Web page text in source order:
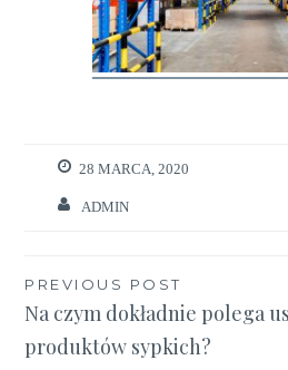
28 MARCA, 2020
ADMIN
Nawigacja
wpisu
PREVIOUS POST
Na czym dokładnie polega
produktów sypkich?